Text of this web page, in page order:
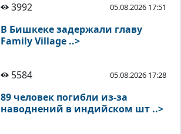
3992 05.08.2026 17:51
В Бишкеке задержали главу
Family Village ..>
5584 05.08.2026 17:28
89 человек погибли из-за
наводнений в индийском шт ..>